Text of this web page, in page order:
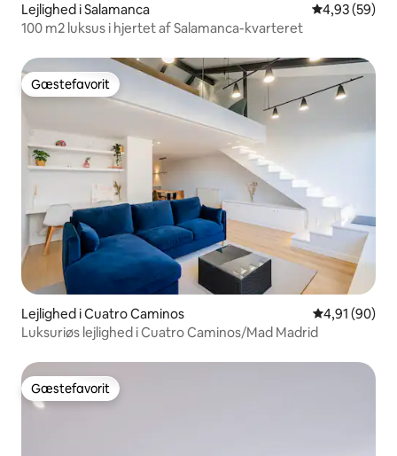
Lejlighed i Salamanca 4,93 ud af 5 i
4,93 (59)
100 m2 luksus i hjertet af Salamanca-kvarteret
Gæstefavorit
Gæstefavorit
Lejlighed i Cuatro Caminos 4,91 ud af 5 i
4,91 (90)
Luksuriøs lejlighed i Cuatro Caminos/Mad Madrid
Gæstefavorit
Gæstefavorit